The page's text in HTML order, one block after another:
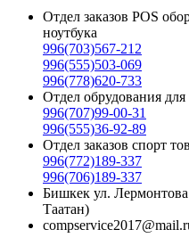
Отдел заказов POS
ноутбука
996(703)567-212
996(555)503-069
996(778)620-733
Отдел обрудования для
996(707)99-00-31
996(555)36-92-89
Отдел заказов спорт
996(772)189-337
996(706)189-337
Бишкек ул.
Таатан)